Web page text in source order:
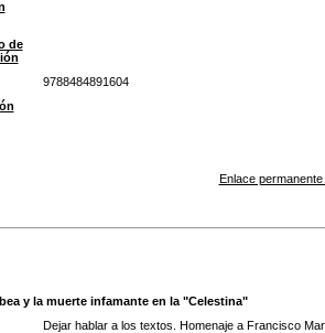
de
9788484891604
Enlace
y la muerte infamante en la "Celestina"
Dejar hablar a los textos. Homenaje a Francisco